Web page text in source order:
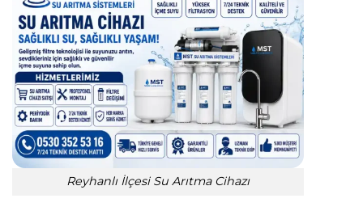
Reyhanlı İlçesi Su Arıtma Cihazı